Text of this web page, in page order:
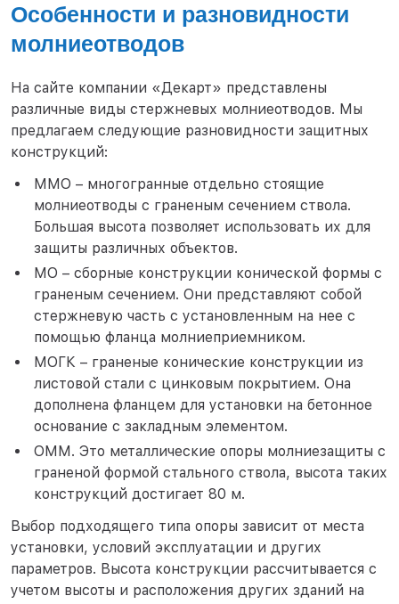
Особенности и разновидности
молниеотводов
На сайте компании «Декарт» представлены
различные виды стержневых молниеотводов. Мы
предлагаем следующие разновидности защитных
конструкций:
ММО – многогранные отдельно стоящие
молниеотводы с граненым сечением ствола.
Большая высота позволяет использовать их для
защиты различных объектов.
МО – сборные конструкции конической формы с
граненым сечением. Они представляют собой
стержневую часть с установленным на нее с
помощью фланца молниеприемником.
МОГК – граненые конические конструкции из
листовой стали с цинковым покрытием. Она
дополнена фланцем для установки на бетонное
основание с закладным элементом.
ОММ. Это металлические опоры молниезащиты с
граненой формой стального ствола, высота таких
конструкций достигает 80 м.
Выбор подходящего типа опоры зависит от места
установки, условий эксплуатации и других
параметров. Высота конструкции рассчитывается с
учетом высоты и расположения других зданий на